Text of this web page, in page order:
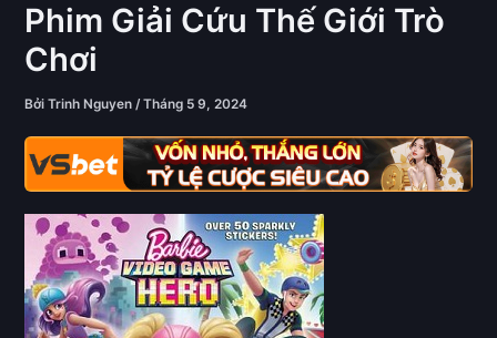
Phim Giải Cứu Thế Giới Trò
Chơi
BởiTrinh Nguyen/Tháng 5 9, 2024